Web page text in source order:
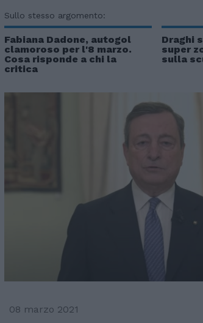
Sullo stesso argomento:
Fabiana Dadone, autogol
clamoroso per l'8 marzo.
Cosa risponde a chi la
critica
Draghi
super
sulla
08 marzo 2021